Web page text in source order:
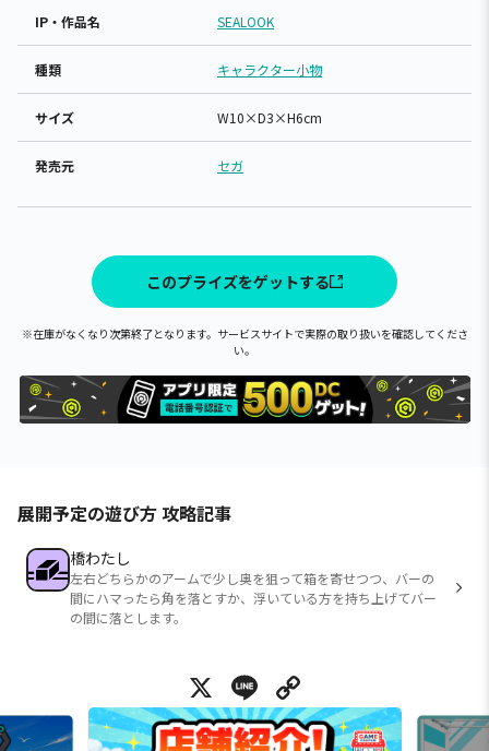
IP・作品名 SEALOOK
種類 キャラクター小物
サイズ W10×D3×H6cm
発売元 セガ
このプライズをゲットする
※在庫がなくなり次第終了となります。サービスサイトで実際の取り扱いを確認してくださ
い。
展開予定の遊び方 攻略記事
橋わたし
左右どちらかのアームで少し奥を狙って箱を寄せつつ、バーの
間にハマったら角を落とすか、浮いている方を持ち上げてバー
の間に落とします。
X Line